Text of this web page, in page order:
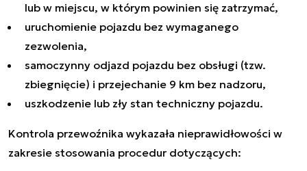
lub w miejscu, w którym powinien się zatrzymać,
uruchomienie pojazdu bez wymaganego
zezwolenia,
samoczynny odjazd pojazdu bez obsługi (tzw.
zbiegnięcie) i przejechanie 9 km bez nadzoru,
uszkodzenie lub zły stan techniczny pojazdu.
Kontrola przewoźnika wykazała nieprawidłowości w
zakresie stosowania procedur dotyczących: